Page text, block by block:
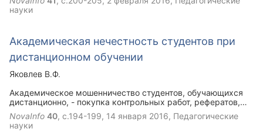
- сегодня имеет место за рубежом и иногда встречается в
российских ВУЗах. В статье предложена методика
проверки по электронной почте.
науки
Академическая нечестность студентов при
дистанционном обучении
Яковлев В.Ф.
Академическое мошенничество студентов, обучающихся
дистанционно, - покупка контрольных работ, рефератов,
выполнение интернет тестирования третьими лицами и т.д.
- сегодня имеет место за рубежом и иногда встречается в
российских ВУЗах. В статье приведены примеры
NovaInfo 40, с.194-199, 14 января 2016, Педагогические
науки